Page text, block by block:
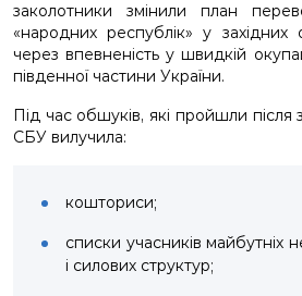
заколотники змінили план
«народних республік» у західних
через впевненість у швидкій
південної частини України.
Під час обшуків, які пройшли після
СБУ вилучила:
кошториси;
списки учасників майбутніх
і силових структур;